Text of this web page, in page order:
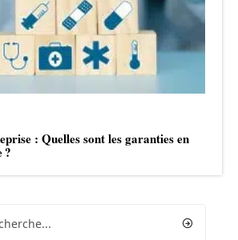
: Quelles sont les garanties en
?